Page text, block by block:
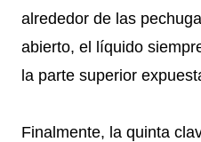
alrededor de las
abierto, el líquido
la parte superior
Finalmente, la quinta